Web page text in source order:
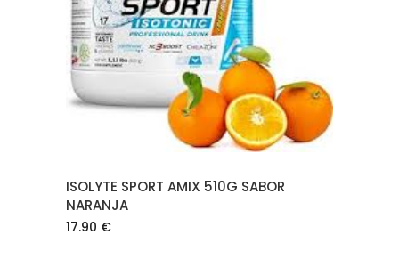
AÑADIR AL CARRITO
ISOLYTE SPORT AMIX 510G SABOR
NARANJA
17.90 €